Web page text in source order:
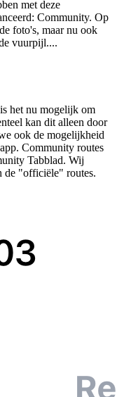
met deze
Community. Op
foto's, maar nu ook
vuurpijl....
het nu mogelijk om
kan dit alleen door
ook de mogelijkheid
Community routes
Tabblad. Wij
de "officiële" routes.